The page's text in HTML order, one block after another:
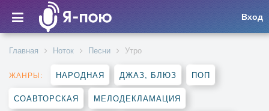
Вход
Главная Ноток Песни Утро
ЖАНРЫ: НАРОДНАЯ ДЖАЗ, БЛЮЗ ПОП
СОАВТОРСКАЯ МЕЛОДЕКЛАМАЦИЯ